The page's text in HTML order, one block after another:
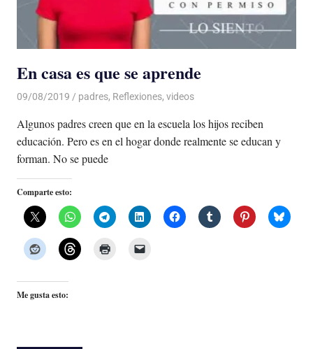
En casa es que se aprende
09/08/2019 De todo un Poco
padres, Reflexiones, videos
Algunos padres creen que en la escuela los hijos reciben
educación. Pero es en el hogar donde realmente se educan y
forman. No se puede
Comparte esto:
Me gusta esto: